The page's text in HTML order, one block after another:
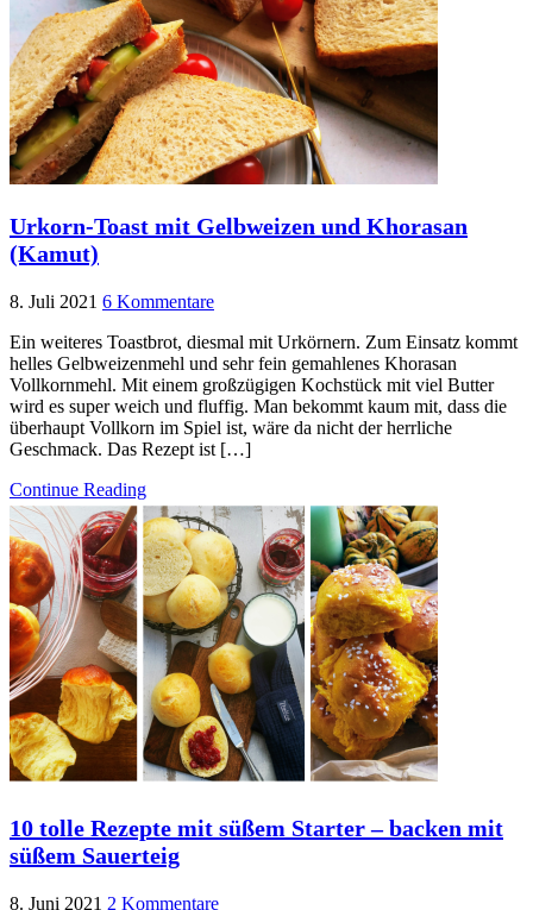
Urkorn-Toast mit Gelbweizen und Khorasan
(Kamut)
8. Juli 2021 6 Kommentare
Ein weiteres Toastbrot, diesmal mit Urkörnern. Zum Einsatz kommt
helles Gelbweizenmehl und sehr fein gemahlenes Khorasan
Vollkornmehl. Mit einem großzügigen Kochstück mit viel Butter
wird es super weich und fluffig. Man bekommt kaum mit, dass die
überhaupt Vollkorn im Spiel ist, wäre da nicht der herrliche
Geschmack. Das Rezept ist […]
Continue Reading
10 tolle Rezepte mit süßem Starter – backen mit
süßem Sauerteig
8. Juni 2021 2 Kommentare